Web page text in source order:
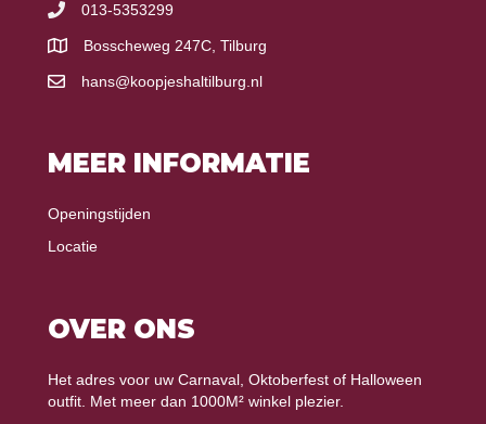
013-5353299
Bosscheweg 247C, Tilburg
hans@koopjeshaltilburg.nl
MEER INFORMATIE
Openingstijden
Locatie
OVER ONS
Het adres voor uw Carnaval, Oktoberfest of Halloween
outfit. Met meer dan 1000M² winkel plezier.